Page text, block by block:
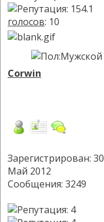
голосов: 10
Corwin
Зарегистрирован: 30
Май 2012
Сообщения: 3249